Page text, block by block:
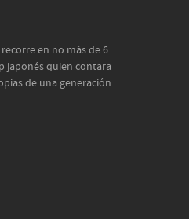
en no más de 6
japonés quien contara
de una generación